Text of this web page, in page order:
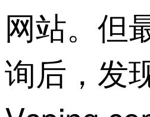
网站。但
询后，发